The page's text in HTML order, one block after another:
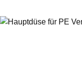
Bildergalerie